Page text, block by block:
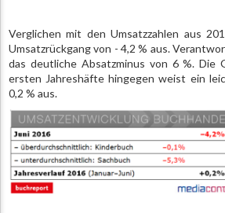
Verglichen mit den Umsatzzahlen aus
Umsatzrückgang von - 4,2 % aus.
das deutliche Absatzminus von 6 %. Die
ersten Jahreshäfte hingegen weist ein
0,2 % aus.